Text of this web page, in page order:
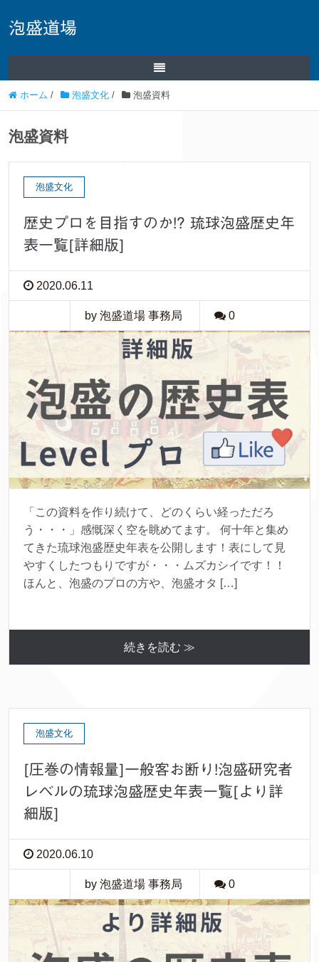
泡盛道場
ホーム / 泡盛文化 / 泡盛資料
泡盛資料
泡盛文化
歴史プロを目指すのか!? 琉球泡盛歴史年
表一覧[詳細版]
2020.06.11
by 泡盛道場 事務局 0
「この資料を作り続けて、どのくらい経っただろ
う・・・」感慨深く空を眺めてます。 何十年と集め
てきた琉球泡盛歴史年表を公開します！表にして見
やすくしたつもりですが・・・ムズカシイです！！
ほんと、泡盛のプロの方や、泡盛オタ […]
続きを読む ≫
泡盛文化
[圧巻の情報量]一般客お断り!泡盛研究者
レベルの琉球泡盛歴史年表一覧[より詳
細版]
2020.06.10
by 泡盛道場 事務局 0